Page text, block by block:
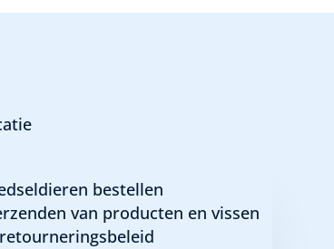
bestellen
van producten en vissen
kleurmix